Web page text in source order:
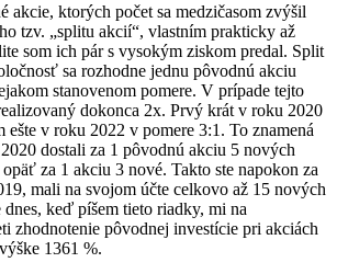
akcie, ktorých počet sa medzičasom zvýšil
tzv. „splitu akcií“, vlastním prakticky až
som ich pár s vysokým ziskom predal. Split
sa rozhodne jednu pôvodnú akciu
stanovenom pomere. V prípade tejto
dokonca 2x. Prvý krát v roku 2020
ešte v roku 2022 v pomere 3:1. To znamená
dostali za 1 pôvodnú akciu 5 nových
za 1 akciu 3 nové. Takto ste napokon za
mali na svojom účte celkovo až 15 nových
keď píšem tieto riadky, mi na
zhodnotenie pôvodnej investície pri akciách
1361 %.